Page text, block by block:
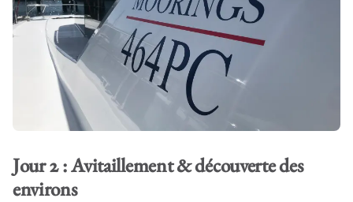
Jour 2 : Avitaillement & découverte des
environs